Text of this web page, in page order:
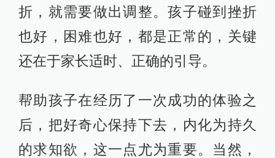
折，就需要做出调整。孩子碰到挫折
也好，困难也好，都是正常的，关键
还在于家长适时、正确的引导。
帮助孩子在经历了一次成功的体验之
后，把好奇心保持下去，内化为持久
的求知欲，这一点尤为重要。当然，